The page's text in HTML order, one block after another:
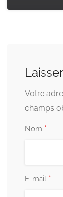
Votre
champs
Nom *
E-mail *